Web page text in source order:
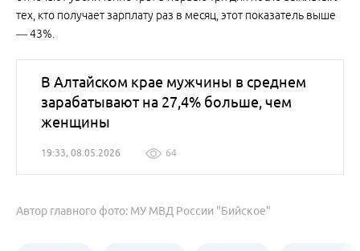
тех, кто получает зарплату раз в месяц, этот показатель выше
— 43%.
В Алтайском крае мужчины в среднем
зарабатывают на 27,4% больше, чем
женщины
19:33, 08.05.2026 64
Автор главного фото: МУ МВД России "Бийское"